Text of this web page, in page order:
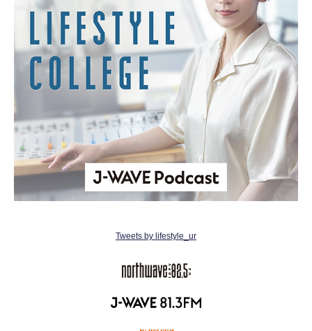
Tweets by lifestyle_ur